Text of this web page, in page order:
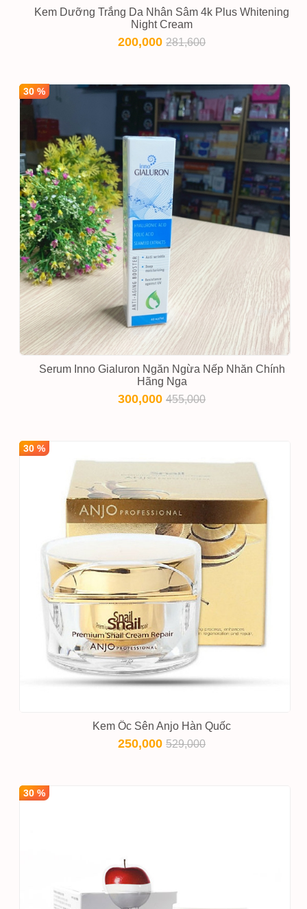
Kem Dưỡng Trắng Da Nhân Sâm 4k Plus Whitening
Night Cream
200,000281,600
30 %
Serum Inno Gialuron Ngăn Ngừa Nếp Nhăn Chính
Hãng Nga
300,000455,000
30 %
Kem Ốc Sên Anjo Hàn Quốc
250,000529,000
30 %